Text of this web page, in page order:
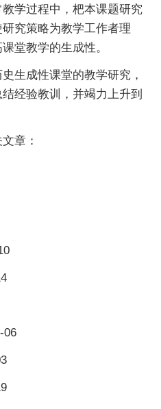
学过程中，杷本课题研究
究策略为教学工作者理
堂教学的生成性。
成性课堂的教学研究，
经验教训，并竭力上升到
章：
06